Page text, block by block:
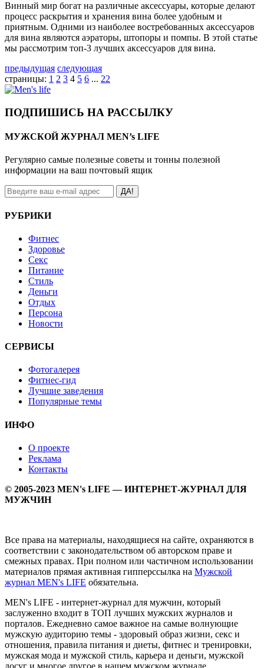
Винный мир богат на различные аксессуары, которые делают
процесс раскрытия и хранения вина более удобным и
приятным. Одними из наиболее востребованных аксессуаров
для вина являются аэраторы, штопоры и помпы. В этой статье
мы рассмотрим топ-3 лучших аксессуаров для вина.
предыдущая следующая
страницы: 1 2 3 4 5 6 ... 22
ПОДПИШИСЬ НА РАССЫЛКУ
МУЖСКОЙ ЖУРНАЛ MEN’s LIFE
Регулярно самые полезные советы и тонны полезной
информации на ваш почтовый ящик
ДА!
РУБРИКИ
Фитнес
Здоровье
Секс
Питание
Стиль
Деньги
Отдых
Персона
Новости
СЕРВИСЫ
Фотогалерея
Фитнес-гид
Лучшие заведения
Популярные темы
ИНФО
О проекте
Реклама
Контакты
© 2005-2023 MEN's LIFE — ИНТЕРНЕТ-ЖУРНАЛ ДЛЯ
МУЖЧИН
Все права на материалы, находящиеся на сайте, охраняются в
соответствии с законодательством об авторском праве и
смежных правах. При полном или частичном использовании
материалов прямая активная гипперссылка на Мужской
журнал MEN's LIFE обязательна.
MEN's LIFE - интернет-журнал для мужчин, который
заслуженно входит в ТОП лучших мужских журналов и
порталов. Ежедневно самое важное на самые волнующие
мужскую аудиторию темы - здоровый образ жизни, секс и
отношения, правила питания и диеты, фитнес и тренировки,
мужская мода и мужской стиль, карьера и деньги, мужской
досуг и многое другое в нашем мужском журнале.